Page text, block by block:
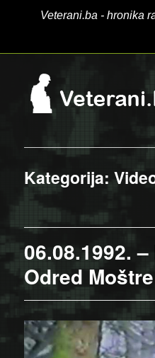
Veterani.ba - hronika
Kategorija:
06.08.1992.
Odred